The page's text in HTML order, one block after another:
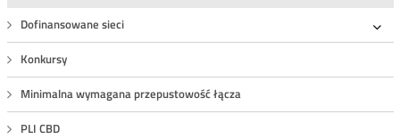
Dofinansowane sieci
Konkursy
Minimalna wymagana przepustowość łącza
PLI CBD